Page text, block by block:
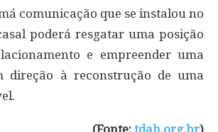
comunicação que se instalou no
poderá resgatar uma posição
e empreender uma
direção à reconstrução de uma
(Fonte: tdah.org.br)